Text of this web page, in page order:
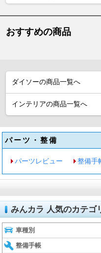
おすすめの商品
ダイソーの商品一覧へ
インテリアの商品一覧へ
パーツ・整備
パーツレビュー 整備手
みんカラ 人気のカテゴ
車種別
整備手帳